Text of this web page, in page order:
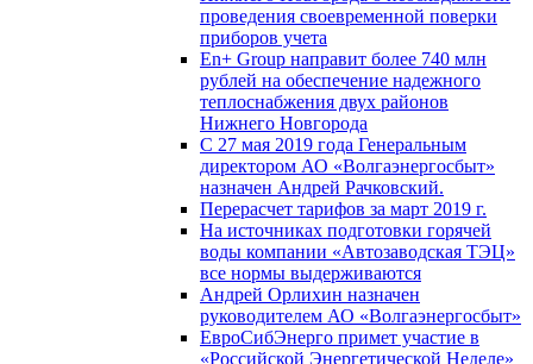
проведения своевременной поверки
приборов учета
En+ Group направит более 740 млн
рублей на обеспечение надежного
теплоснабжения двух районов
Нижнего Новгорода
С 27 мая 2019 года Генеральным
директором АО «Волгаэнергосбыт»
назначен Андрей Рачковский.
Перерасчет тарифов за март 2019 г.
На источниках подготовки горячей
воды компании «Автозаводская ТЭЦ»
все нормы выдерживаются
Андрей Орлихин назначен
руководителем АО «Волгаэнергосбыт»
ЕвроСибЭнерго примет участие в
«Российской Энергетической Неделе»